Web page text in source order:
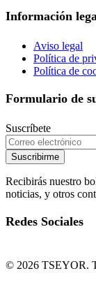
Información
Aviso legal
Política de
Política de
Formulario de
Suscríbete
Suscribirme
Recibirás nuestro
noticias, y otros
Redes Sociales
© 2026 TSEYOR.